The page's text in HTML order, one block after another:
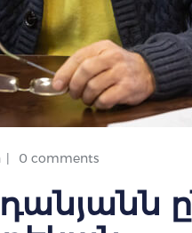
0 comments